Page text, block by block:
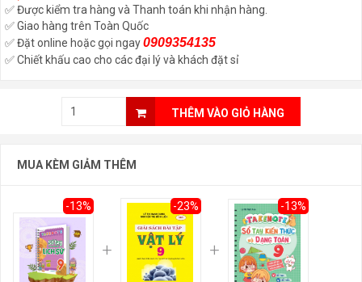
✅ Được kiểm tra hàng và Thanh toán khi nhận hàng.
✅ Giao hàng trên Toàn Quốc
✅ Đặt online hoặc gọi ngay0909354135
✅ Chiết khấu cao cho các đại lý và khách đặt sỉ
THÊM VÀO GIỎ HÀNG
MUA KÈM GIẢM THÊM
-13% -23% -13%